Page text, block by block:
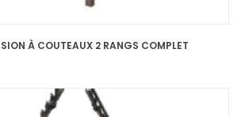
À COUTEAUX 2 RANGS COMPLET